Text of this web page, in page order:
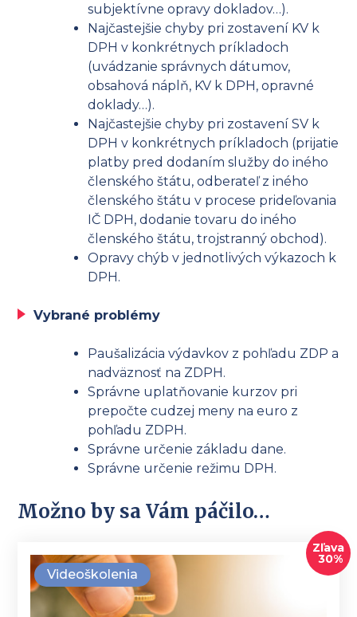
subjektívne opravy dokladov…).
Najčastejšie chyby pri zostavení KV k
DPH v konkrétnych príkladoch
(uvádzanie správnych dátumov,
obsahová náplň, KV k DPH, opravné
doklady…).
Najčastejšie chyby pri zostavení SV k
DPH v konkrétnych príkladoch (prijatie
platby pred dodaním služby do iného
členského štátu, odberateľ z iného
členského štátu v procese prideľovania
IČ DPH, dodanie tovaru do iného
členského štátu, trojstranný obchod).
Opravy chýb v jednotlivých výkazoch k
DPH.
Vybrané problémy
Paušalizácia výdavkov z pohľadu ZDP a
nadväznosť na ZDPH.
Správne uplatňovanie kurzov pri
prepočte cudzej meny na euro z
pohľadu ZDPH.
Správne určenie základu dane.
Správne určenie režimu DPH.
Možno by sa Vám páčilo…
Videoškolenia
Zľava
30%